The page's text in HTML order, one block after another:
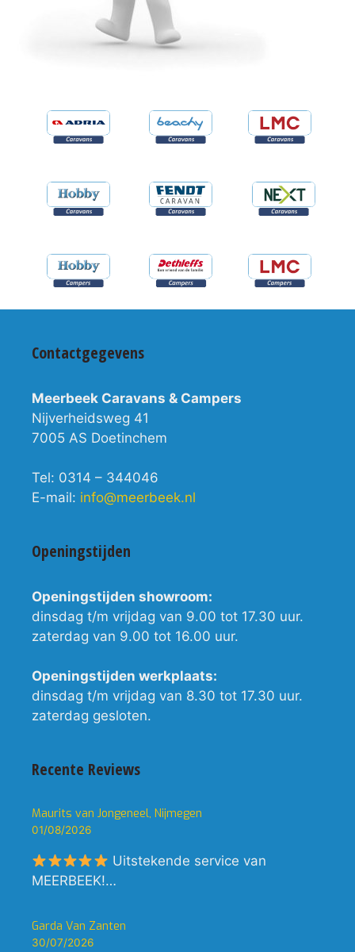
Contactgegevens
Meerbeek Caravans & Campers
Nijverheidsweg 41
7005 AS Doetinchem
Tel: 0314 – 344046
E-mail: info@meerbeek.nl
Openingstijden
Openingstijden showroom:
dinsdag t/m vrijdag van 9.00 tot 17.30 uur.
zaterdag van 9.00 tot 16.00 uur.
Openingstijden werkplaats:
dinsdag t/m vrijdag van 8.30 tot 17.30 uur.
zaterdag gesloten.
Recente Reviews
Maurits van Jongeneel, Nijmegen
01/08/2026
Uitstekende service van
MEERBEEK!…
Garda Van Zanten
30/07/2026